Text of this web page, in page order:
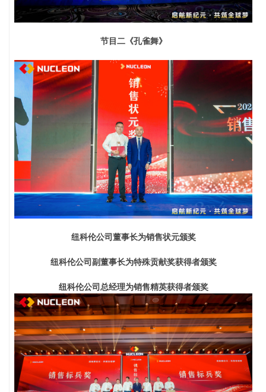
节目二《孔雀舞》
纽科伦公司董事长为销售状元颁奖
纽科伦公司副董事长为特殊贡献奖获得者颁奖
纽科伦公司总经理为销售精英获得者颁奖